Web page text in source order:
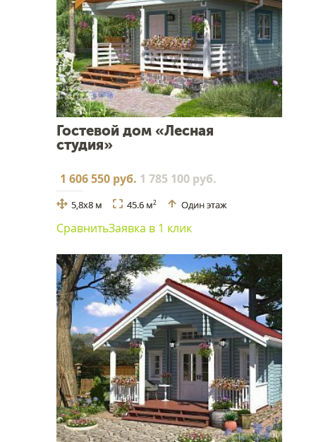
Гостевой дом «Лесная
студия»
1 606 550 руб. 1 785 100 руб.
5,8x8 м 45.6 м2 Один этаж
СравнитьЗаявка в 1 клик